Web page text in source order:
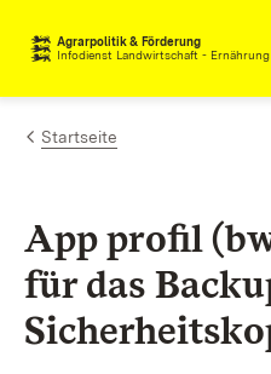
Zum Inhalt springen
Agrarpolitik & Förderung
Infodienst Landwirtschaft - Ernährung
Startseite
App profil
für das